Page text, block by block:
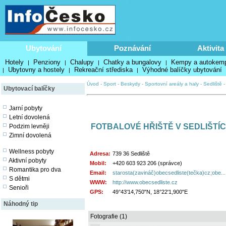
Ubytování Poznávání Aktivita
Hotely | Penziony | Chalupy | Chatky a bungalovy | Kempy a
| Ubytovny a hostely | Rekreační střediska | Výhodné balíčky ubytování
Ubytovací balíčky
Jarní pobyty
Letní dovolená
Podzim levněji
Zimní dovolená
Wellness pobyty
Aktivní pobyty
Romantika pro dva
S dětmi
Senioři
Náhodný tip
Úvod - Sport - Beskydy - Sportovní areály a haly - Sedliště -
FOTBALOVÉ HŘIŠTĚ V
Adresa: 739 36 Sedliště
Mobil:
+420 603 923 206 (správce)
Email:
starosta(zavináč)obecsedliste(tečka)cz;obe...
WWW:
http://www.obecsedliste.cz
GPS:
49°43'14,750"N, 18°22'1,900"E
Fotografie (1)